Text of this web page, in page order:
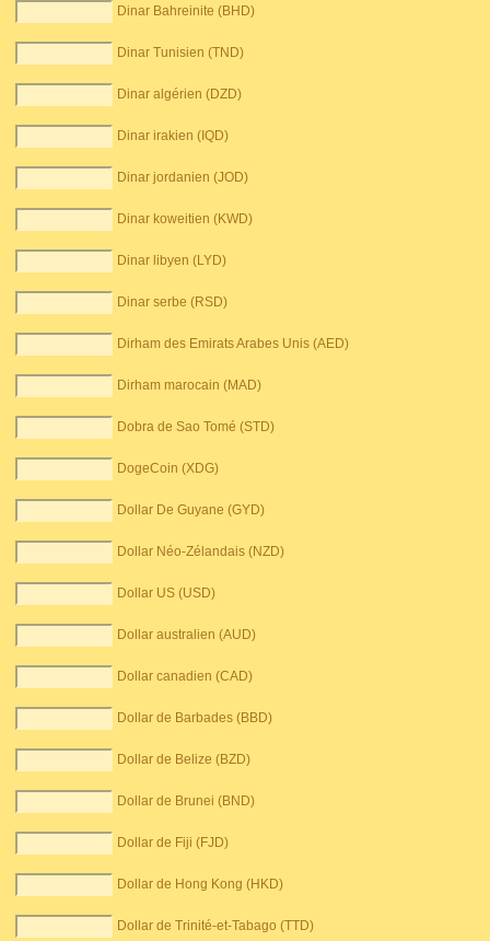
Dinar Bahreinite (BHD)
Dinar Tunisien (TND)
Dinar algérien (DZD)
Dinar irakien (IQD)
Dinar jordanien (JOD)
Dinar koweitien (KWD)
Dinar libyen (LYD)
Dinar serbe (RSD)
Dirham des Emirats Arabes Unis (AED)
Dirham marocain (MAD)
Dobra de Sao Tomé (STD)
DogeCoin (XDG)
Dollar De Guyane (GYD)
Dollar Néo-Zélandais (NZD)
Dollar US (USD)
Dollar australien (AUD)
Dollar canadien (CAD)
Dollar de Barbades (BBD)
Dollar de Belize (BZD)
Dollar de Brunei (BND)
Dollar de Fiji (FJD)
Dollar de Hong Kong (HKD)
Dollar de Trinité-et-Tabago (TTD)